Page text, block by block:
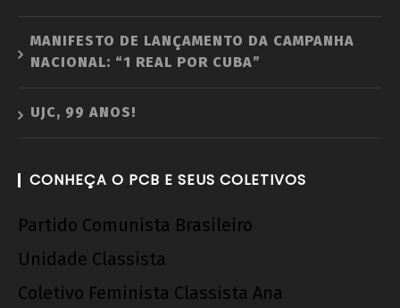
MANIFESTO DE LANÇAMENTO DA CAMPANHA
NACIONAL: “1 REAL POR CUBA”
UJC, 99 ANOS!
CONHEÇA O PCB E SEUS COLETIVOS
Partido Comunista Brasileiro
Unidade Classista
Coletivo Feminista Classista Ana